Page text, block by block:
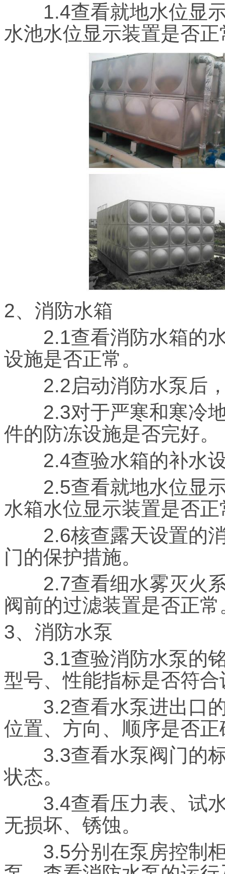
1.4查看就地水位显示
水池水位显示装置是否正
2、消防水箱
2.1查看消防水箱的水
设施是否正常。
2.2启动消防水泵后，
2.3对于严寒和寒冷地
件的防冻设施是否完好。
2.4查验水箱的补水
2.5查看就地水位显示
水箱水位显示装置是否正
2.6核查露天设置的消
门的保护措施。
2.7查看细水雾灭火系
阀前的过滤装置是否正常
3、消防水泵
3.1查验消防水泵的铭
型号、性能指标是否符
3.2查看水泵进出口的
位置、方向、顺序是否正
3.3查看水泵阀门的标
状态。
3.4查看压力表、试水
无损坏、锈蚀。
3.5分别在泵房控制柜